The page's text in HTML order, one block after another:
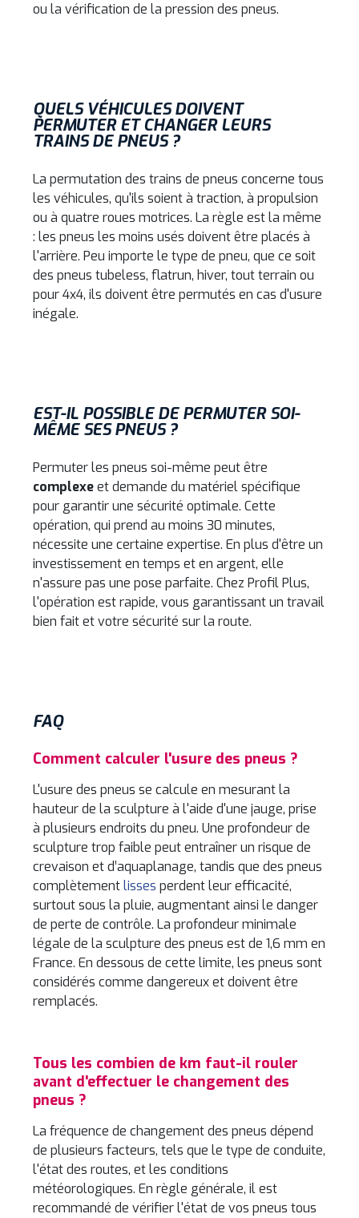
ou la vérification de la pression des pneus.
QUELS VÉHICULES DOIVENT
PERMUTER ET CHANGER LEURS
TRAINS DE PNEUS ?
La permutation des trains de pneus concerne tous
les véhicules, qu'ils soient à traction, à propulsion
ou à quatre roues motrices. La règle est la même
: les pneus les moins usés doivent être placés à
l'arrière. Peu importe le type de pneu, que ce soit
des pneus tubeless, flatrun, hiver, tout terrain ou
pour 4x4, ils doivent être permutés en cas d'usure
inégale.
EST-IL POSSIBLE DE PERMUTER SOI-
MÊME SES PNEUS ?
Permuter les pneus soi-même peut être
complexeet demande du matériel spécifique
pour garantir une sécurité optimale. Cette
opération, qui prend au moins 30 minutes,
nécessite une certaine expertise. En plus d'être un
investissement en temps et en argent, elle
n'assure pas une pose parfaite. Chez Profil Plus,
l'opération est rapide, vous garantissant un travail
bien fait et votre sécurité sur la route.
FAQ
Comment calculer l'usure des pneus ?
L'usure des pneus se calcule en mesurant la
hauteur de la sculpture à l'aide d'une jauge, prise
à plusieurs endroits du pneu. Une profondeur de
sculpture trop faible peut entraîner un risque de
crevaison et d’aquaplanage, tandis que des pneus
complètementlisses perdent leur efficacité,
surtout sous la pluie, augmentant ainsi le danger
de perte de contrôle. La profondeur minimale
légale de la sculpture des pneus est de 1,6 mm en
France. En dessous de cette limite, les pneus sont
considérés comme dangereux et doivent être
remplacés.
Tous les combien de km faut-il rouler
avant d'effectuer le changement des
pneus ?
La fréquence de changement des pneus dépend
de plusieurs facteurs, tels que le type de conduite,
l'état des routes, et les conditions
météorologiques. En règle générale, il est
recommandé de vérifier l'état de vos pneus tous